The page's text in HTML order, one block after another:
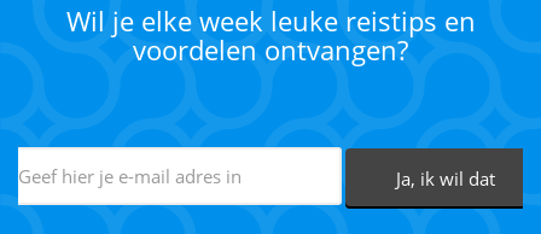
Wil je elke week leuke reistips en
voordelen ontvangen?